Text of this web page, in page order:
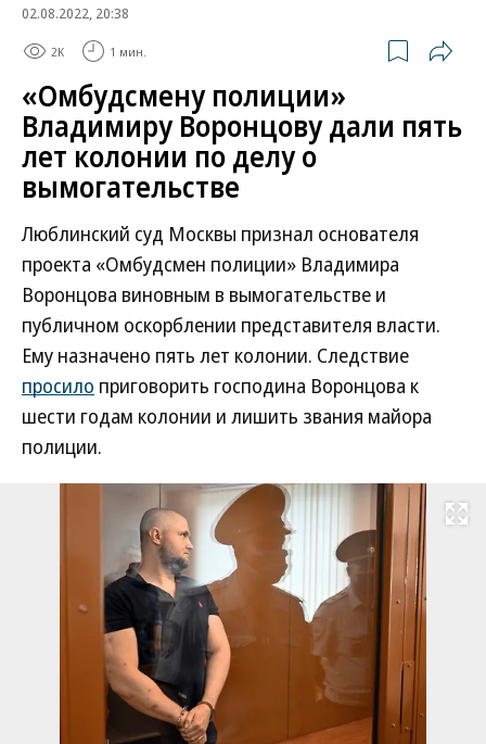
02.08.2022, 20:38
2K 1 мин.
«Омбудсмену полиции»
Владимиру Воронцову дали пять
лет колонии по делу о
вымогательстве
Люблинский суд Москвы признал основателя
проекта «Омбудсмен полиции» Владимира
Воронцова виновным в вымогательстве и
публичном оскорблении представителя власти.
Ему назначено пять лет колонии. Следствие
просило приговорить господина Воронцова к
шести годам колонии и лишить звания майора
полиции.
Развернуть